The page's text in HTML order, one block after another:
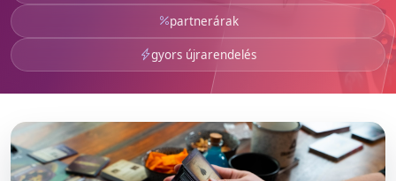
partnerárak
gyors újrarendelés